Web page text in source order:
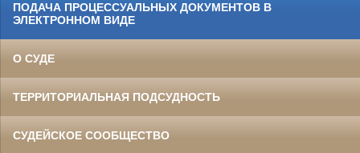
ПОДАЧА ПРОЦЕССУАЛЬНЫХ ДОКУМЕНТОВ В
ЭЛЕКТРОННОМ ВИДЕ
О СУДЕ
ТЕРРИТОРИАЛЬНАЯ ПОДСУДНОСТЬ
СУДЕЙСКОЕ СООБЩЕСТВО